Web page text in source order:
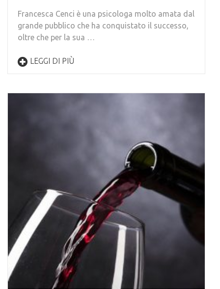
Francesca Cenci è una psicologa molto amata dal
grande pubblico che ha conquistato il successo,
oltre che per la sua …
LEGGI DI PIÙ